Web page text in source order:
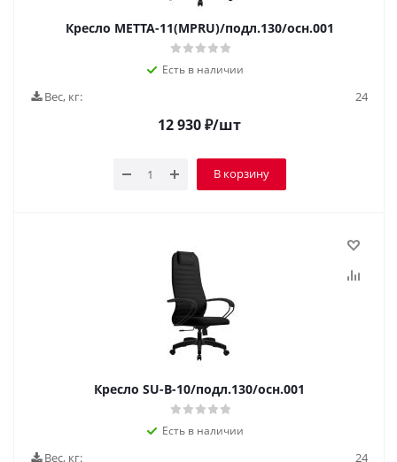
Кресло МЕТТА-11(MPRU)/подл.130/осн.001
Есть в наличии
Вес, кг: 24
12 930₽/шт
В корзину
Кресло SU-B-10/подл.130/осн.001
Есть в наличии
Вес, кг: 24